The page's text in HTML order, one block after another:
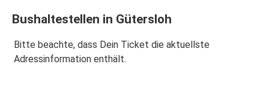
Bushaltestellen in Gütersloh
Bitte beachte, dass Dein Ticket die aktuellste
Adressinformation enthält.